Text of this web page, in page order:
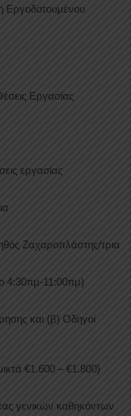
Eργοδοτουμένου
Εργασίας
εργασίας
Ζαχαροπλάστης/τρια
4:30πμ-11:00πμ)
και (β) Οδηγοί
€1.600 – €1.800)
γενικών καθηκόντων